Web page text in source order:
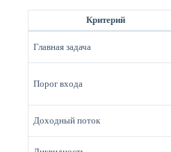
Критерий
Главная задача
Порог входа
Доходный поток